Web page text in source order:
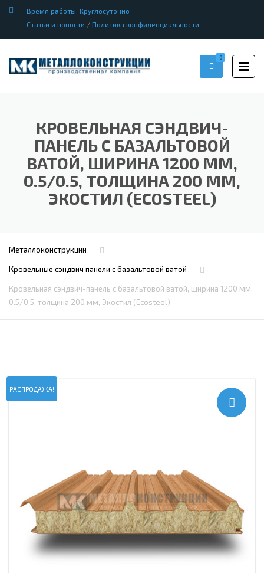
Время работы: Круглосуточно
Статьи и новости / Политика конфиденциальности
0
КРОВЕЛЬНАЯ СЭНДВИЧ-
ПАНЕЛЬ С БАЗАЛЬТОВОЙ
ВАТОЙ, ШИРИНА 1200 ММ,
0.5/0.5, ТОЛЩИНА 200 ММ,
ЭКОСТИЛ (ECOSTEEL)
Металлоконструкции
Кровельные сэндвич панели c базальтовой ватой
Кровельная сэндвич-панель с базальтовой ватой, ширина 1200 мм,
0.5/0.5, толщина 200 мм, Экостил (Ecosteel)
РАСПРОДАЖА!